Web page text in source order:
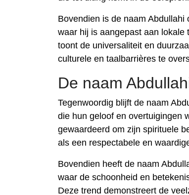
Bovendien is de naam
waar hij is aangepast aan
toont de universaliteit en
culturele en taalbarrières te
De naam
Tegenwoordig blijft de naam
die hun geloof en overtuigingen
gewaardeerd om zijn spirituele
als een respectabele en
Bovendien heeft de naam
waar de schoonheid en
Deze trend demonstreert de